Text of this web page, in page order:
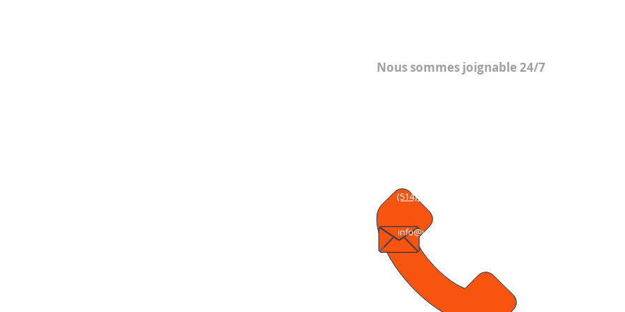
Nous sommes joignable 24/7
(514) 341-4228
info@vicatconsultants.com